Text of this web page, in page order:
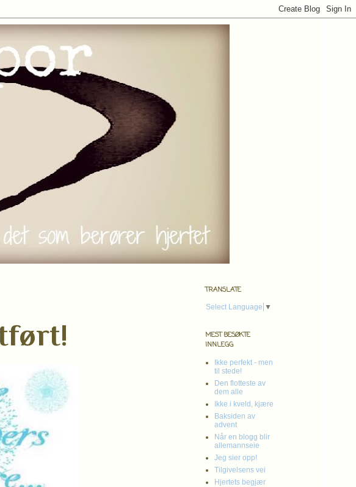
TRANSLATE
Select Language ▼
MEST BESØKTE
INNLEGG
Ikke perfekt - men
til stede!
Den flotteste av
dem alle
Ikke i kveld, kjære
Baksiden av
advent
Når en blogg blir
allemannseie
Jeg sier opp!
Tilgivelsens vei
Hjertets begjær